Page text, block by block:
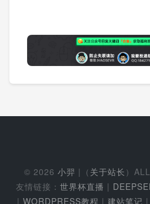
© 2026 小羿 |（ 关于站长 ）
友情链接： 世界杯直播 |
| WORDPRESS教程 | 建站笔记 |